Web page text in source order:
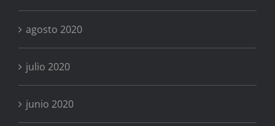
agosto 2020
julio 2020
junio 2020